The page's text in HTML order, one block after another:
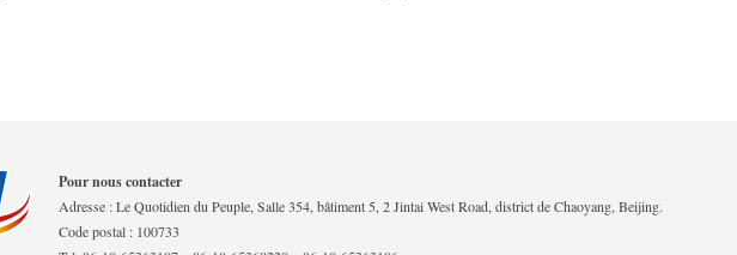
Pour nous contacter
Adresse : Le Quotidien du Peuple, Salle 354, bâtiment 5, 2 Jintai West Road, district de Chaoyang, Beijing.
Code postal : 100733